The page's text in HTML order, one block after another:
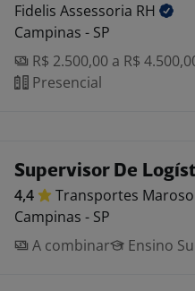
Fidelis Assessoria RH
Campinas - SP
R$ 2.500,00 a R$
Presencial
Supervisor De
4,4 Transportes Maroso
Campinas - SP
A combinar
Ensino